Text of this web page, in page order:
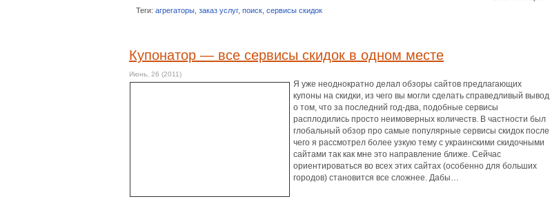
Теги: агрегаторы заказ услуг, поиск сервисы скидок
Купонатор — все сервисы скидок в одном месте
Июнь, 26 (2011)
Я уже неоднократно делал обзоры сайтов предлагающих
купоны на скидки, из чего вы могли сделать справедливый вывод
о том, что за последний год-два, подобные сервисы
расплодились просто неимоверных количеств. В частности был
глобальный обзор про самые популярные сервисы скидок после
чего я рассмотрел более узкую тему с украинскими скидочными
сайтами так как мне это направление ближе. Сейчас
ориентироваться во всех этих сайтах (особенно для больших
городов) становится все сложнее. Дабы…